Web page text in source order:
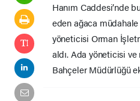
Hanım Caddesi’nde
eden ağaca
yöneticisi Orman
aldı. Ada yöneticisi
Bahçeler Müdürlüğü